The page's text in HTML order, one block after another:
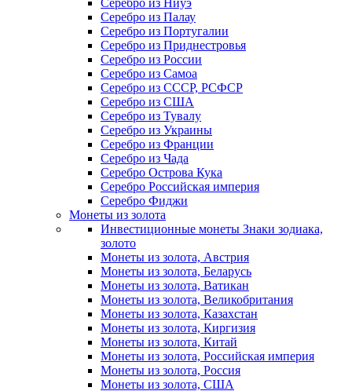
Серебро из Ниуэ
Серебро из Палау
Серебро из Португалии
Серебро из Приднестровья
Серебро из России
Серебро из Самоа
Серебро из СССР, РСФСР
Серебро из США
Серебро из Тувалу
Серебро из Украины
Серебро из Франции
Серебро из Чада
Серебро Острова Кука
Серебро Российская империя
Серебро Фиджи
Монеты из золота
Инвестиционные монеты Знаки зодиака,
золото
Монеты из золота, Австрия
Монеты из золота, Беларусь
Монеты из золота, Ватикан
Монеты из золота, Великобритания
Монеты из золота, Казахстан
Монеты из золота, Киргизия
Монеты из золота, Китай
Монеты из золота, Российская империя
Монеты из золота, Россия
Монеты из золота, США